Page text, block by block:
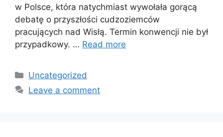
w Polsce, która natychmiast wywołała gorącą
debatę o przyszłości cudzoziemców
pracujących nad Wisłą. Termin konwencji nie był
przypadkowy. … Read more
Categories
Uncategorized
Leave a comment